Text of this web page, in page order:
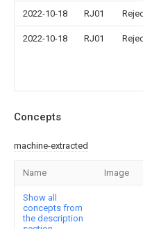
2022-10-18 RJ01
2022-10-18 RJ01
Concepts
machine-extracted
Name Image
Show all
concepts from
the description